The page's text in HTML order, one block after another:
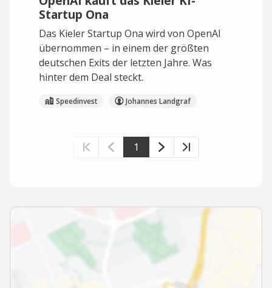
Startup Ona
Das Kieler Startup Ona wird von OpenAI
übernommen – in einem der größten
deutschen Exits der letzten Jahre. Was
hinter dem Deal steckt.
Speedinvest Johannes Landgraf
1